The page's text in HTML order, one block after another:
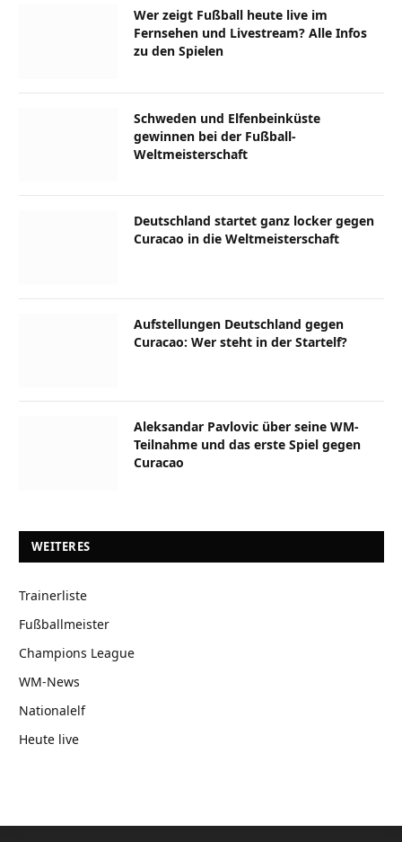
Wer zeigt Fußball heute live im
Fernsehen und Livestream? Alle Infos
zu den Spielen
Schweden und Elfenbeinküste
gewinnen bei der Fußball-
Weltmeisterschaft
Deutschland startet ganz locker gegen
Curacao in die Weltmeisterschaft
Aufstellungen Deutschland gegen
Curacao: Wer steht in der Startelf?
Aleksandar Pavlovic über seine WM-
Teilnahme und das erste Spiel gegen
Curacao
WEITERES
Trainerliste
Fußballmeister
Champions League
WM-News
Nationalelf
Heute live